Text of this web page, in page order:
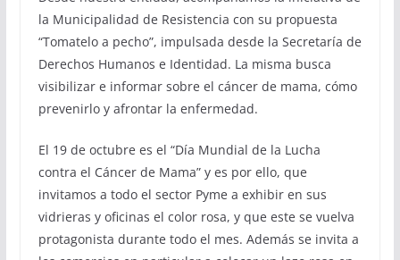
la Municipalidad de Resistencia con su propuesta
“Tomatelo a pecho”, impulsada desde la Secretaría de
Derechos Humanos e Identidad. La misma busca
visibilizar e informar sobre el cáncer de mama, cómo
prevenirlo y afrontar la enfermedad.
El 19 de octubre es el “Día Mundial de la Lucha
contra el Cáncer de Mama” y es por ello, que
invitamos a todo el sector Pyme a exhibir en sus
vidrieras y oficinas el color rosa, y que este se vuelva
protagonista durante todo el mes. Además se invita a